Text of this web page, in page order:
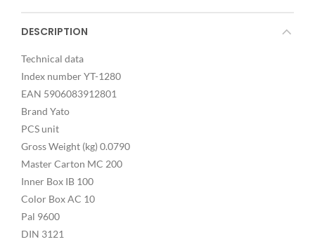
DESCRIPTION
Technical data
Index number YT-1280
EAN 5906083912801
Brand Yato
PCS unit
Gross Weight (kg) 0.0790
Master Carton MC 200
Inner Box IB 100
Color Box AC 10
Pal 9600
DIN 3121